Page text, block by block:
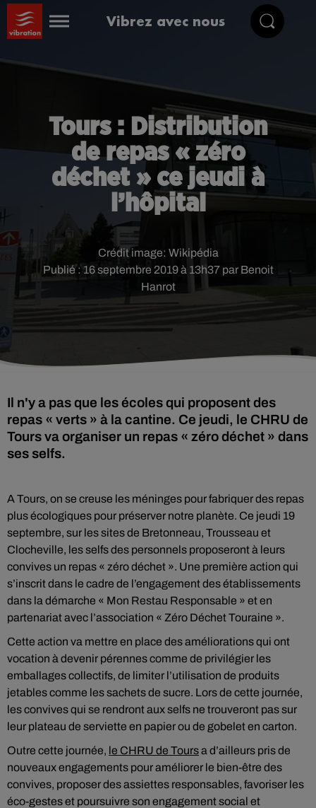
Vibrez avec nous
Tours : Distribution
de repas « zéro
déchet » ce jeudi à
l’hôpital
Publié : 16 septembre 2019 à 13h37 par Benoit
Hanrot
Crédit image: Wikipédia
Il n'y a pas que les écoles qui proposent des
repas « verts » à la cantine. Ce jeudi, le CHRU de
Tours va organiser un repas « zéro déchet » dans
ses selfs.
A Tours, on se creuse les méninges pour fabriquer des repas
plus écologiques pour préserver notre planète. Ce jeudi 19
septembre, sur les sites de Bretonneau, Trousseau et
Clocheville, les selfs des personnels proposeront à leurs
convives un repas « zéro déchet ». Une première action qui
s’inscrit dans le cadre de l’engagement des établissements
dans la démarche « Mon Restau Responsable » et en
partenariat avec l’association « Zéro Déchet Touraine ».
Cette action va mettre en place des améliorations qui ont
vocation à devenir pérennes comme de privilégier les
emballages collectifs, de limiter l’utilisation de produits
jetables comme les sachets de sucre. Lors de cette journée,
les convives qui se rendront aux selfs ne trouveront pas sur
leur plateau de serviette en papier ou de gobelet en carton.
Outre cette journée, le CHRU de Toursa d’ailleurs pris de
nouveaux engagements pour améliorer le bien-être des
convives, proposer des assiettes responsables, favoriser les
éco-gestes et poursuivre son engagement social et